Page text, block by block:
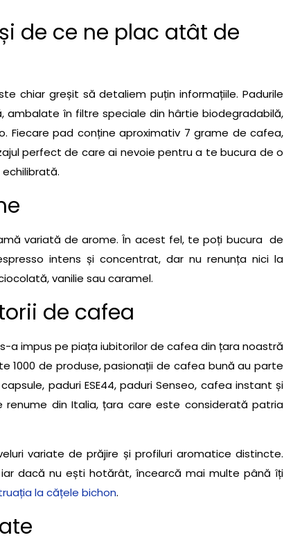
și de ce ne plac atât de
chiar greșit să detaliem puțin informațiile. Padurile
în filtre speciale din hârtie biodegradabilă,
Fiecare pad conține aproximativ 7 grame de cafea,
perfect de care ai nevoie pentru a te bucura de o
variată de arome. În acest fel, te poți bucura de
intens și concentrat, dar nu renunța nici la
vanilie sau caramel.
de cafea
a impus pe piața iubitorilor de cafea din țara noastră
1000 de produse, pasionații de cafea bună au parte
paduri ESE44, paduri Senseo, cafea instant și
din Italia, țara care este considerată patria
variate de prăjire și profiluri aromatice distincte.
dacă nu ești hotărât, încearcă mai multe până îți
la cățele bichon.